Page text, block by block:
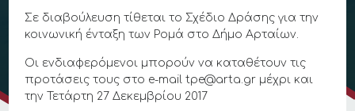
Σε διαβούλευση τίθεται το Σχέδιο Δράσης για την
κοινωνική ένταξη των Ρομά στο Δήμο Αρταίων.
Οι ενδιαφερόμενοι μπορούν να καταθέτουν τις
προτάσεις τους στο e-mail tpe@arta.gr μέχρι και
την Τετάρτη 27 Δεκεμβρίου 2017